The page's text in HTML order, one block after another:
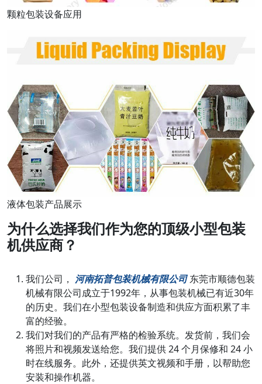
颗粒包装设备应用
液体包装产品展示
为什么选择我们作为您的顶级小型包装
机供应商？
我们公司， 河南拓普包装机械有限公司东莞市顺德包装
机械有限公司成立于1992年，从事包装机械已有近30年
的历史。我们在小型包装设备制造和供应方面积累了丰
富的经验。
我们对我们的产品有严格的检验系统。发货前，我们会
将照片和视频发送给您。我们提供 24 个月保修和 24 小
时在线服务。此外，还提供英文视频和手册，以帮助您
安装和操作机器。